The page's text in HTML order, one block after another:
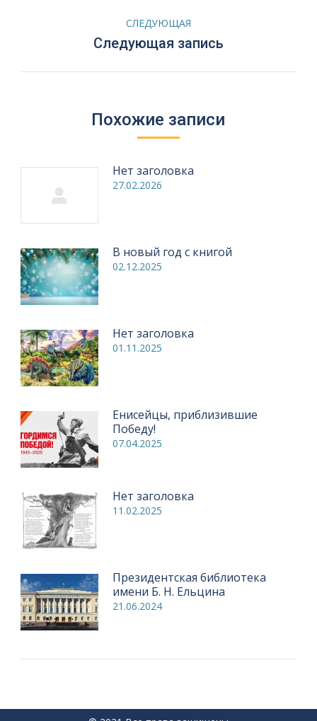
СЛЕДУЮЩАЯ
Следующая
Следующая запись
Похожие записи
Нет заголовка
27.02.2026
В новый год с книгой
02.12.2025
Нет заголовка
01.11.2025
Енисейцы, приблизившие
Победу!
07.04.2025
Нет заголовка
11.02.2025
Президентская библиотека
имени Б. Н. Ельцина
21.06.2024